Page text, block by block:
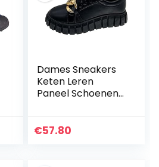
Dames Sneakers
Keten Leren
Paneel Schoenen
Dikke Zolen Mode
€57.80